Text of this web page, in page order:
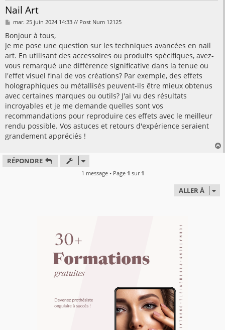
Nail Art
M
s
a
g
e
mar. 25 juin 2024 14:33 // Post Num 12125
Bonjour à tous,
Je me pose une question sur les techniques avancées en nail
art. En utilisant des accessoires ou produits spécifiques, avez-
vous remarqué une différence significative dans la tenue ou
l'effet visuel final de vos créations? Par exemple, des effets
holographiques ou métallisés peuvent-ils être mieux obtenus
avec certaines marques ou outils? J'ai vu des résultats
incroyables et je me demande quelles sont vos
recommandations pour reproduire ces effets avec le meilleur
rendu possible. Vos astuces et retours d'expérience seraient
grandement appréciés !
RÉPONDRE
1 message • Page 1 sur 1
ALLER À